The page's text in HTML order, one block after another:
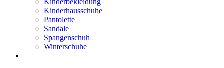
Kinderbekleidung
Kinderhausschuhe
Pantolette
Sandale
Spangenschuh
Winterschuhe